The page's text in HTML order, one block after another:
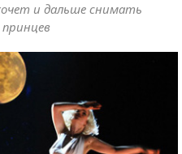
и дальше снимать